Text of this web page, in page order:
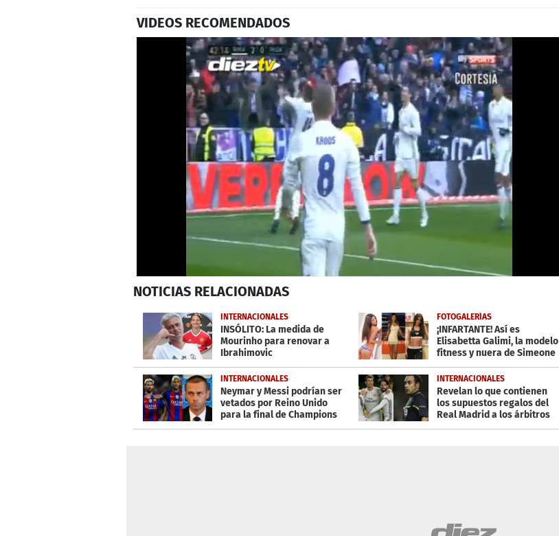
VIDEOS RECOMENDADOS
seconds
39
secondsVolume
0%
NOTICIAS RELACIONADAS
INTERNACIONALES
INSÓLITO: La medida de
Mourinho para renovar a
Ibrahimovic
FOTOGALERÍAS
¡INFARTANTE! Así es
Elisabetta Galimi, la modelo
fitness y nuera de Simeone
INTERNACIONALES
Neymar y Messi podrían ser
vetados por Reino Unido
para la final de Champions
INTERNACIONALES
Revelan lo que contienen
los supuestos regalos del
Real Madrid a los árbitros